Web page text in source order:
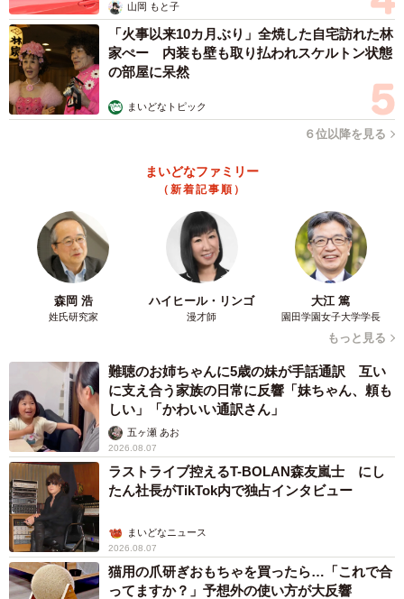
山岡 もと子
「火事以来10カ月ぶり」全焼した自宅訪れた林
家ぺー 内装も壁も取り払われスケルトン状態
の部屋に呆然
まいどなトピック
６位以降を見る
まいどなファミリー
（新着記事順）
森岡 浩
姓氏研究家
ハイヒール・リンゴ
漫才師
大江 篤
園田学園女子大学学長
もっと見る
難聴のお姉ちゃんに5歳の妹が手話通訳 互い
に支え合う家族の日常に反響「妹ちゃん、頼も
しい」「かわいい通訳さん」
五ヶ瀬 あお
2026.08.07
ラストライブ控えるT-BOLAN森友嵐士 にし
たん社長がTikTok内で独占インタビュー
まいどなニュース
2026.08.07
猫用の爪研ぎおもちゃを買ったら…「これで合
ってますか？」予想外の使い方が大反響